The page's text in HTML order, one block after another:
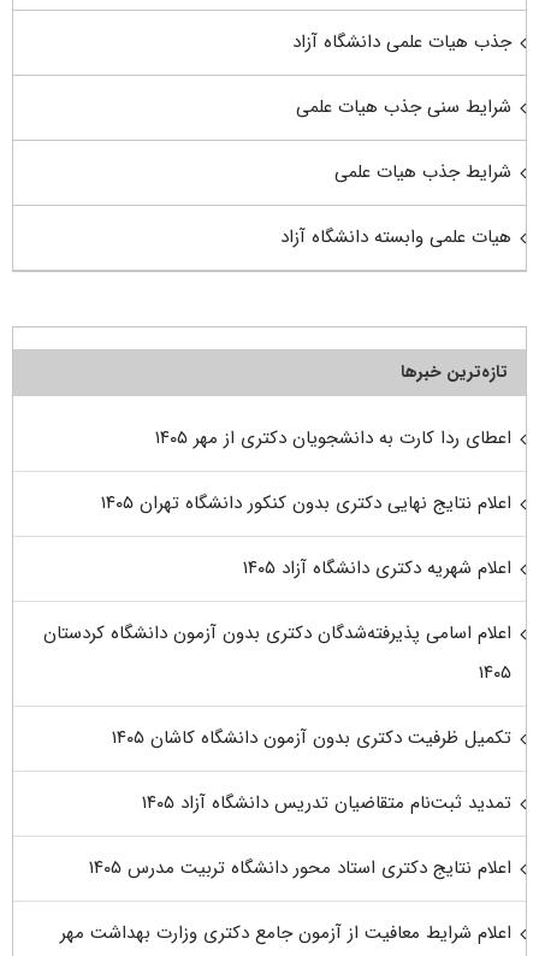
جذب هیات علمی دانشگاه آزاد
شرایط سنی جذب هیات علمی
شرایط جذب هیات علمی
هیات علمی وابسته دانشگاه آزاد
تازه‌ترین خبرها
اعطای ردا کارت به دانشجویان دکتری از مهر ۱۴۰۵
اعلام نتایج نهایی دکتری بدون کنکور دانشگاه تهران ۱۴۰۵
اعلام شهریه دکتری دانشگاه آزاد ۱۴۰۵
اعلام اسامی پذیرفته‌شدگان دکتری بدون آزمون دانشگاه کردستان
۱۴۰۵
تکمیل ظرفیت دکتری بدون آزمون دانشگاه کاشان ۱۴۰۵
تمدید ثبت‌نام متقاضیان تدریس دانشگاه آزاد ۱۴۰۵
اعلام نتایج دکتری استاد محور دانشگاه تربیت مدرس ۱۴۰۵
اعلام شرایط معافیت از آزمون جامع دکتری وزارت بهداشت مهر